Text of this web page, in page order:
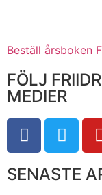
Beställ årsboken
FÖLJ
MEDIER
SENASTE